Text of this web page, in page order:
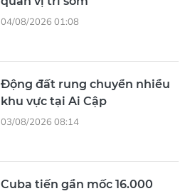
04/08/2026 01:08
Động đất rung chuyển nhiều
khu vực tại Ai Cập
03/08/2026 08:14
Cuba tiến gần mốc 16.000